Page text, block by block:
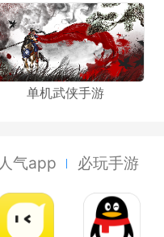
单机武侠手游
人气app 必玩手游